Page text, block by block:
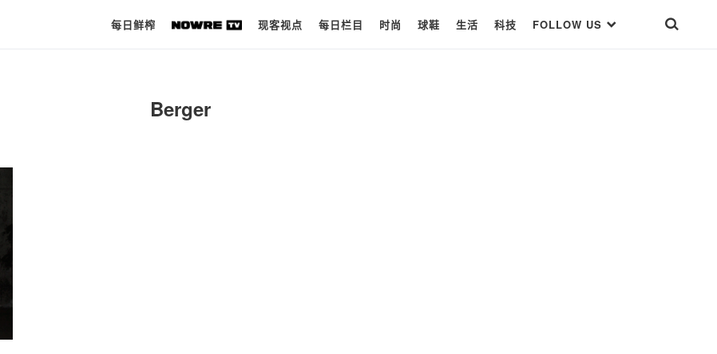
每日鲜榨 现客视点 每日栏目 时尚 球鞋 生活 科技 FOLLOW US
Berger